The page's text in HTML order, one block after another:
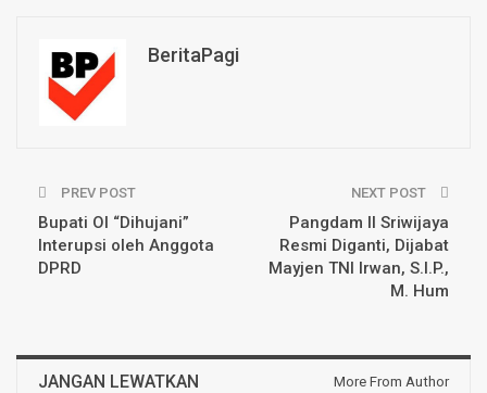
BeritaPagi
PREV POST
Bupati OI “Dihujani”
Interupsi oleh Anggota
DPRD
NEXT POST
Pangdam II Sriwijaya
Resmi Diganti, Dijabat
Mayjen TNI Irwan, S.I.P.,
M. Hum
JANGAN LEWATKAN More From Author